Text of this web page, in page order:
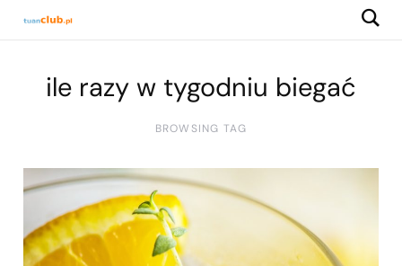
ile razy w tygodniu biegać
BROWSING TAG